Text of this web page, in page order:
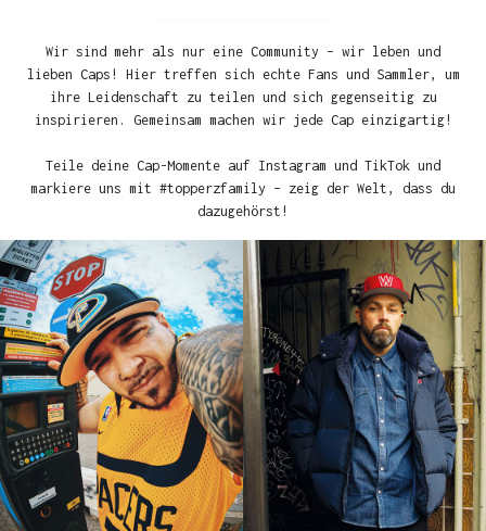
Wir sind mehr als nur eine Community – wir leben und
lieben Caps! Hier treffen sich echte Fans und Sammler, um
ihre Leidenschaft zu teilen und sich gegenseitig zu
inspirieren. Gemeinsam machen wir jede Cap einzigartig!
Teile deine Cap-Momente auf Instagram und TikTok und
markiere uns mit #topperzfamily – zeig der Welt, dass du
dazugehörst!